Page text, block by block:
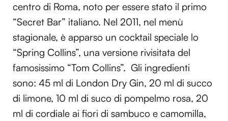
centro di Roma, noto per essere stato il primo
“Secret Bar” italiano. Nel 2011, nel menù
stagionale, è apparso un cocktail speciale lo
“Spring Collins”, una versione rivisitata del
famosissimo “Tom Collins”. Gli ingredienti
sono: 45 ml di London Dry Gin, 20 ml di succo
di limone, 10 ml di suco di pompelmo rosa, 20
ml di cordiale ai fiori di sambuco e camomilla,